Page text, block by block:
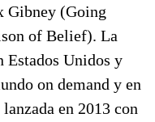
Gibney (Going
of Belief). La
Estados Unidos y
on demand y en
en 2013 con